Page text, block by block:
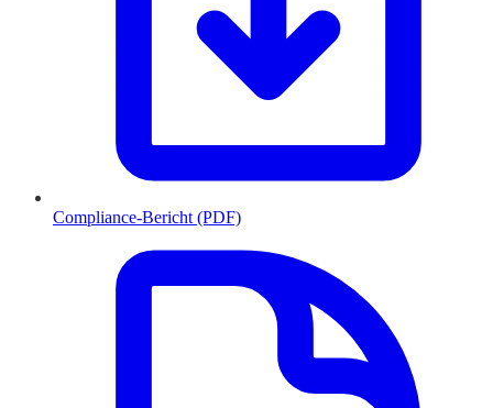
Compliance-Bericht (PDF)